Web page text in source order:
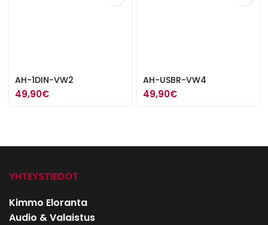
AH-1DIN-VW2
49,90€
AH-USBR-VW4
49,90€
YHTEYSTIEDOT
Kimmo Eloranta
Audio & Valaistus